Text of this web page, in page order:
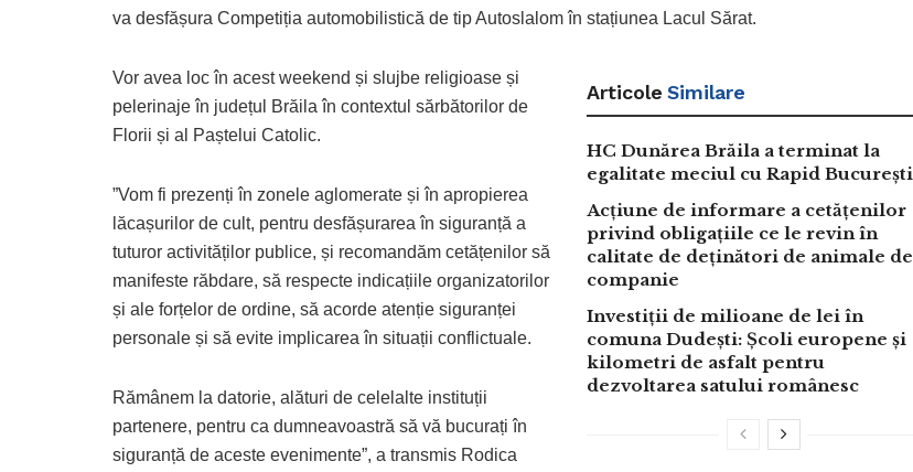
va desfășura Competiția automobilistică de tip Autoslalom în stațiunea Lacul Sărat.
Articole Similare
HC Dunărea Brăila a terminat la
egalitate meciul cu Rapid București
Acțiune de informare a cetățenilor
privind obligațiile ce le revin în
calitate de deținători de animale de
companie
Investiții de milioane de lei în
comuna Dudești: Școli europene și
kilometri de asfalt pentru
dezvoltarea satului românesc
Vor avea loc în acest weekend și slujbe religioase și
pelerinaje în județul Brăila în contextul sărbătorilor de
Florii și al Paștelui Catolic.
”Vom fi prezenți în zonele aglomerate și în apropierea
lăcașurilor de cult, pentru desfășurarea în siguranță a
tuturor activităților publice, și recomandăm cetățenilor să
manifeste răbdare, să respecte indicațiile organizatorilor
și ale forțelor de ordine, să acorde atenție siguranței
personale și să evite implicarea în situații conflictuale.
Rămânem la datorie, alături de celelalte instituții
partenere, pentru ca dumneavoastră să vă bucurați în
siguranță de aceste evenimente”, a transmis Rodica